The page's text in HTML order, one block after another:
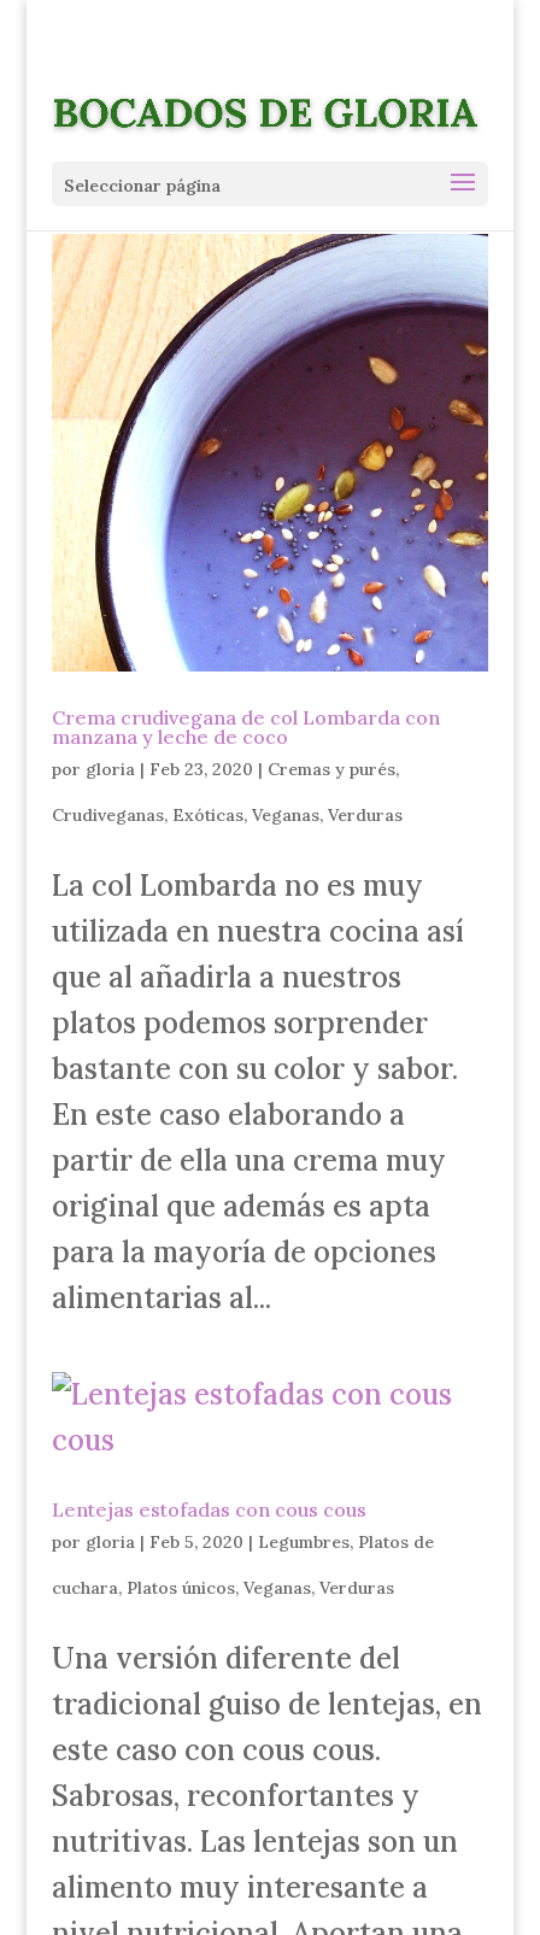
Seleccionar página
Crema crudivegana de col Lombarda con
manzana y leche de coco
por gloria| Feb 23, 2020 | Cremas y purés,
Crudiveganas, Exóticas, Veganas, Verduras
La col Lombarda no es muy
utilizada en nuestra cocina así
que al añadirla a nuestros
platos podemos sorprender
bastante con su color y sabor.
En este caso elaborando a
partir de ella una crema muy
original que además es apta
para la mayoría de opciones
alimentarias al...
Lentejas estofadas con cous cous
por gloria| Feb 5, 2020 | Legumbres, Platos de
cuchara, Platos únicos, Veganas, Verduras
Una versión diferente del
tradicional guiso de lentejas, en
este caso con cous cous.
Sabrosas, reconfortantes y
nutritivas. Las lentejas son un
alimento muy interesante a